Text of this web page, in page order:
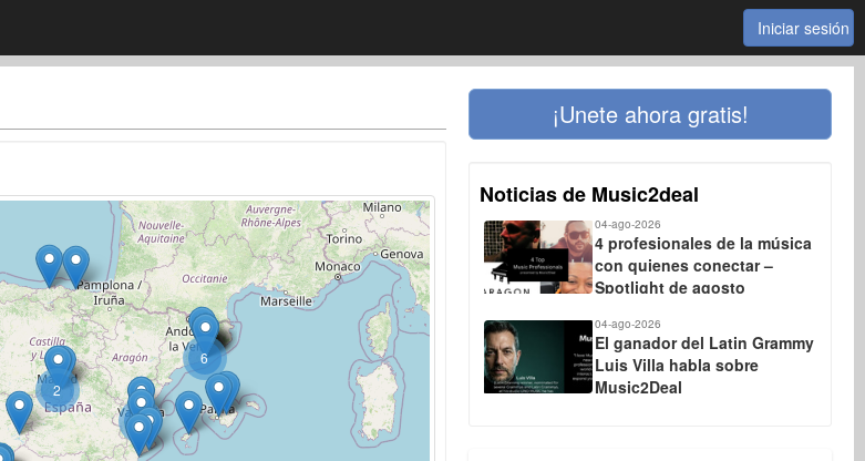
Iniciar sesión
2
2
6
¡Unete ahora gratis!
Noticias de Music2deal
04-ago-2026
4 profesionales de la música
con quienes conectar –
Spotlight de agosto
04-ago-2026
El ganador del Latin Grammy
Luis Villa habla sobre
Music2Deal